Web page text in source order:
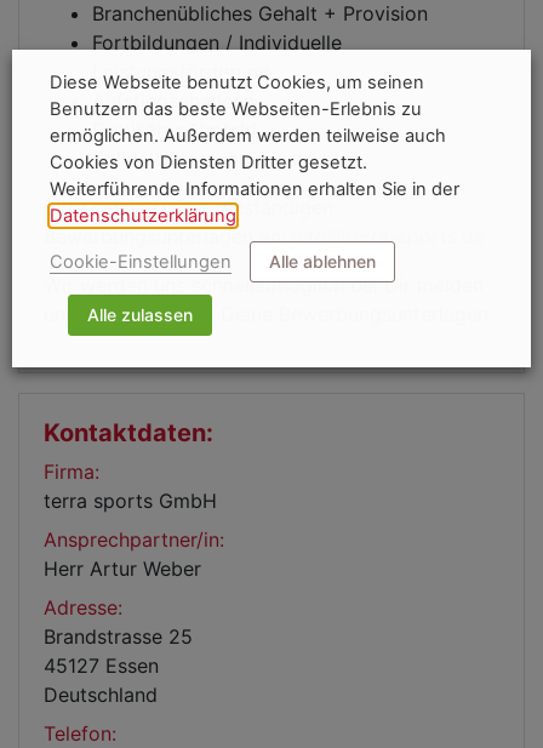
Branchenübliches Gehalt + Provision
Fortbildungen / Individuelle
Leistungsförderung
Aufstiegschancen
Familiäres Umfeld
Solide Unternehmensstruktur
Bitte sende Deine vollständigen
Bewerbungsunterlagen an:info@terra-sports.de
Wir werden uns schnellstmöglich bei Dir melden
und freuen uns auf Deine Bewerbungsunterlagen.
Kontaktdaten:
Firma:
terra sports GmbH
Ansprechpartner/in:
Herr Artur Weber
Adresse:
Brandstrasse 25
45127 Essen
Deutschland
Telefon:
Diese Webseite benutzt Cookies, um seinen
Benutzern das beste Webseiten-Erlebnis zu
ermöglichen. Außerdem werden teilweise auch
Cookies von Diensten Dritter gesetzt.
Weiterführende Informationen erhalten Sie in der
Datenschutzerklärung
Cookie-Einstellungen Alle ablehnen
Alle zulassen